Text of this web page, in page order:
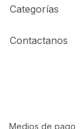
Categorías
Contactanos
Medios de pago